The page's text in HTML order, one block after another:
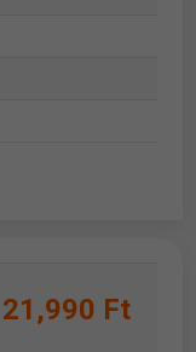
21,990 Ft